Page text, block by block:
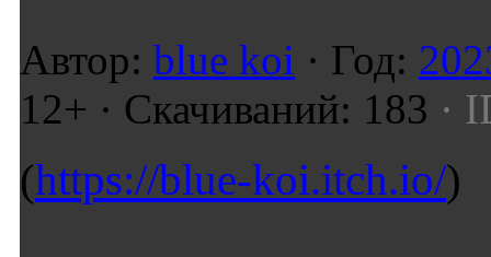
Автор: blue koi · Год:
12+ · Скачиваний: 183 ·
(https://blue-koi.itch.io/)